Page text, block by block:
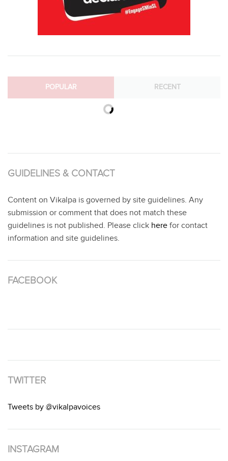
POPULAR RECENT
GUIDELINES & CONTACT
Content on Vikalpa is governed by site guidelines. Any
submission or comment that does not match these
guidelines is not published. Please click here for contact
information and site guidelines.
FACEBOOK
TWITTER
Tweets by @vikalpavoices
INSTAGRAM